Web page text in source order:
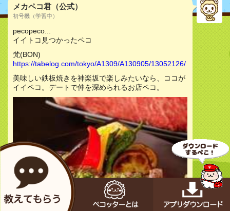
メカペコ君（公式）
初号機（学習中）
pecopeco...
イイトコ見つかったペコ
梵(BON)
https://tabelog.com/tokyo/A1309/A130905/13052126/
美味しい鉄板焼きを神楽坂で楽しみたいなら、ココが
イイペコ。デートで仲を深められるお店ペコ。